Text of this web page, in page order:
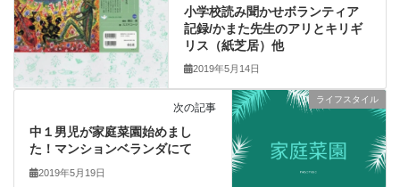
小学校読み聞かせボランティア
記録/かまた先生のアリとキリギ
リス（紙芝居）他
2019年5月14日
ライフスタイル
次の記事
中１男児が家庭菜園始めまし
た！マンションベランダにて
2019年5月19日